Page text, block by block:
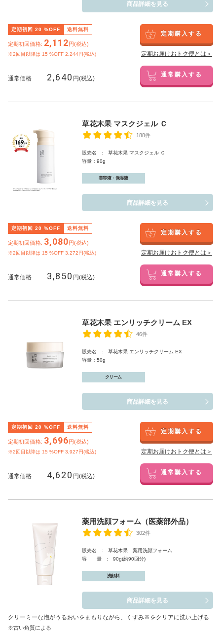
商品詳細を見る
定期初回 20 %OFF 送料無料
定期初回価格: 2,112円(税込)
※2回目以降は 15 %OFF 2,244円(税込)
定期購入する
定期お届けおトク便とは＞
通常価格 2,640 円(税込) 通常購入する
草花木果 マスクジェル Ｃ
188件
販売名 : 草花木果 マスクジェル Ｃ
容量：90g
美容液・保湿液
商品詳細を見る
定期初回 20 %OFF 送料無料
定期初回価格: 3,080円(税込)
※2回目以降は 15 %OFF 3,272円(税込)
定期購入する
定期お届けおトク便とは＞
通常価格 3,850 円(税込) 通常購入する
草花木果 エンリッチクリーム EX
46件
販売名 : 草花木果 エンリッチクリーム EX
容量：50g
クリーム
商品詳細を見る
定期初回 20 %OFF 送料無料
定期初回価格: 3,696円(税込)
※2回目以降は 15 %OFF 3,927円(税込)
定期購入する
定期お届けおトク便とは＞
通常価格 4,620 円(税込) 通常購入する
薬用洗顔フォーム（医薬部外品）
302件
販売名 : 草花木果 薬用洗顔フォーム
容 量 : 90g(約90回分)
洗顔料
商品詳細を見る
クリーミーな泡がうるおいをまもりながら、くすみ※をクリアに洗い上げる
※古い角質による